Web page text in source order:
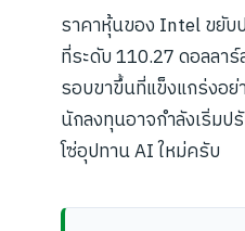
ราคาหุ้นของ Intel ขยับ
ที่ระดับ 110.27 ดอลลา
รอบขาขึ้นที่แข็งแกร่งอ
นักลงทุนอาจกำลังเริ่มป
โซ่อุปทาน AI ใหม่ครับ